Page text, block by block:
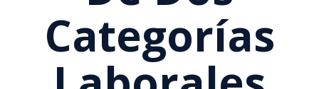
Categorías